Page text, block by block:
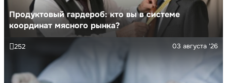
Продуктовый гардероб: кто вы в системе
координат мясного рынка?
03 августа '26
252